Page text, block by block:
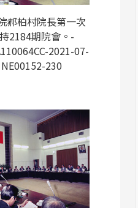
郝柏村院長第一次
2184期院會。-
2021-07-
NE00152-230